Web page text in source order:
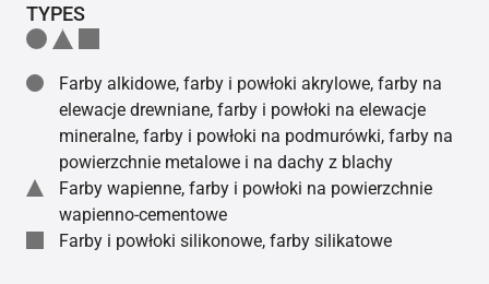
TYPES
Farby alkidowe, farby i powłoki akrylowe, farby na
elewacje drewniane, farby i powłoki na elewacje
mineralne, farby i powłoki na podmurówki, farby na
powierzchnie metalowe i na dachy z blachy
Farby wapienne, farby i powłoki na powierzchnie
wapienno-cementowe
Farby i powłoki silikonowe, farby silikatowe